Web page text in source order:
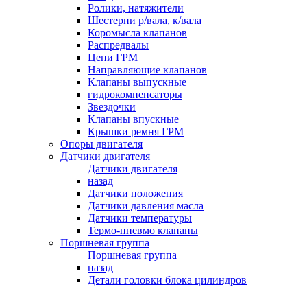
Ролики, натяжители
Шестерни р/вала, к/вала
Коромысла клапанов
Распредвалы
Цепи ГРМ
Направляющие клапанов
Клапаны выпускные
гидрокомпенсаторы
Звездочки
Клапаны впускные
Крышки ремня ГРМ
Опоры двигателя
Датчики двигателя
Датчики двигателя
назад
Датчики положения
Датчики давления масла
Датчики температуры
Термо-пневмо клапаны
Поршневая группа
Поршневая группа
назад
Детали головки блока цилиндров